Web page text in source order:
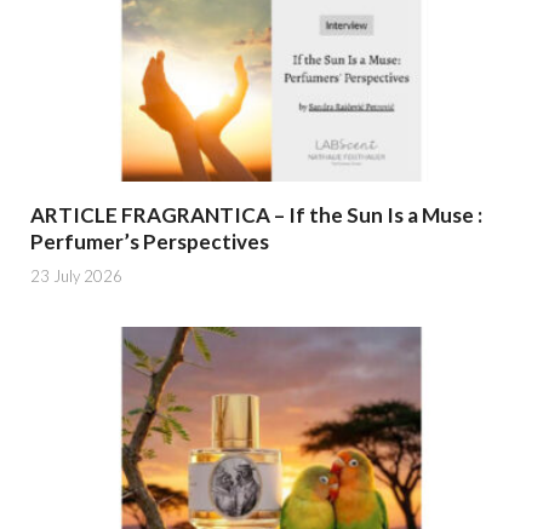
ARTICLE FRAGRANTICA – If the Sun Is a Muse :
Perfumer’s Perspectives
23 July 2026